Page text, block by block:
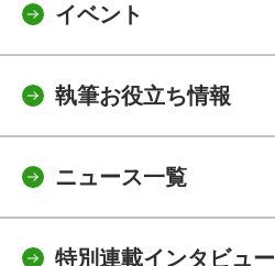
イベント
執筆お役立ち情報
ニュース一覧
特別連載インタビュー